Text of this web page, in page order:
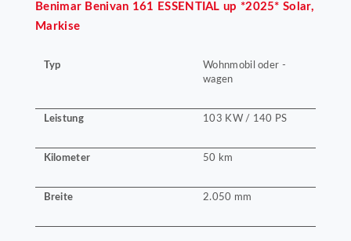
Benimar Benivan 161 ESSENTIAL up *2025* Solar,
Markise
Typ
Wohnmobil oder -
wagen
Leistung 103 KW / 140 PS
Kilometer 50 km
Breite 2.050 mm